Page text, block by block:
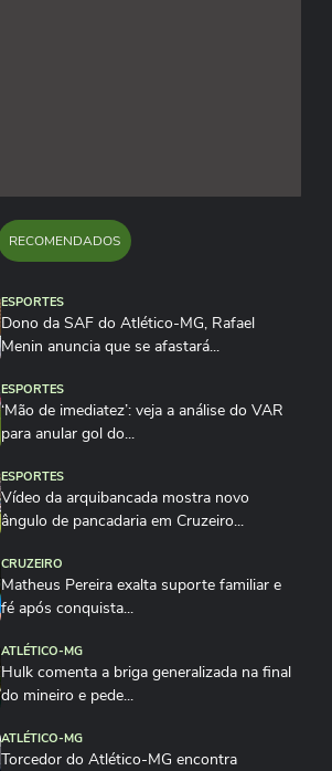
RECOMENDADOS
ESPORTES
Dono da SAF do Atlético-MG, Rafael
Menin anuncia que se afastará...
ESPORTES
‘Mão de imediatez’: veja a análise do VAR
para anular gol do...
ESPORTES
Vídeo da arquibancada mostra novo
ângulo de pancadaria em Cruzeiro...
CRUZEIRO
Matheus Pereira exalta suporte familiar e
fé após conquista...
ATLÉTICO-MG
Hulk comenta a briga generalizada na final
do mineiro e pede...
ATLÉTICO-MG
Torcedor do Atlético-MG encontra